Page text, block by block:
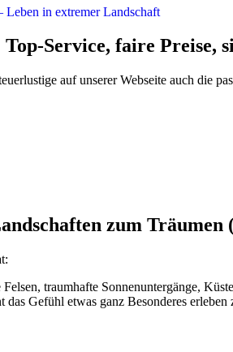
in extremer Landschaft
Service, faire Preise,
auf unserer Webseite auch die
zum Träumen
traumhafte Sonnenuntergänge,
das Gefühl etwas ganz Besonderes